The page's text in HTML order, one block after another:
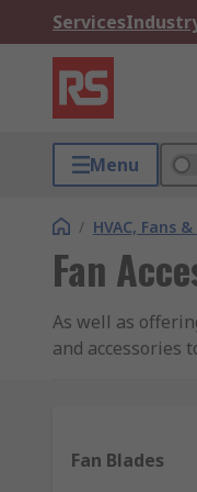
Services
Menu
/ HVAC, Fans
Fan
As well as
and accessories
Fan
Fan Blades